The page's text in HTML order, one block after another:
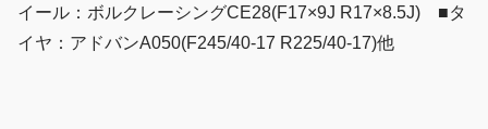
イール：ボルクレーシングCE28(F17×9J R17×8.5J) ■タ
イヤ：アドバンA050(F245/40-17 R225/40-17)他